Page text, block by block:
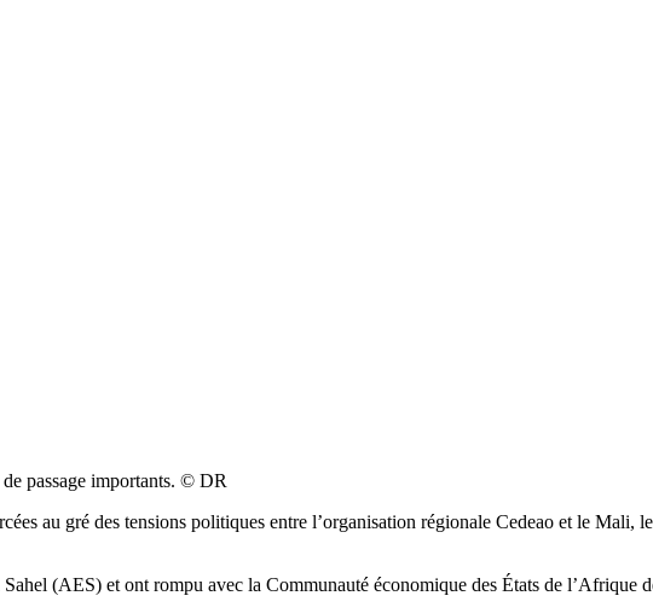
passage importants. © DR
au gré des tensions politiques entre l’organisation régionale Cedeao et le
(AES) et ont rompu avec la Communauté économique des États de l’Afrique